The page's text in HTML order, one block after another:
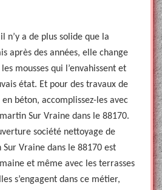
n’y a de plus solide que la
après des années, elle change
mousses qui l’envahissent et
état. Et pour des travaux de
béton, accomplissez-les avec
Sur Vraine dans le 88170.
société nettoyage de
Vraine dans le 88170 est
et même avec les terrasses
s’engagent dans ce métier,